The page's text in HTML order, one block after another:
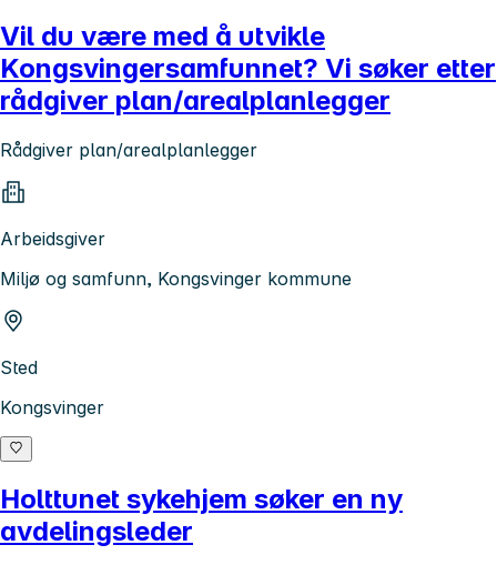
Vil du være med å utvikle
Kongsvingersamfunnet? Vi søker etter
rådgiver plan/arealplanlegger
Rådgiver plan/arealplanlegger
Arbeidsgiver
Miljø og samfunn, Kongsvinger kommune
Sted
Kongsvinger
Holttunet sykehjem søker en ny
avdelingsleder